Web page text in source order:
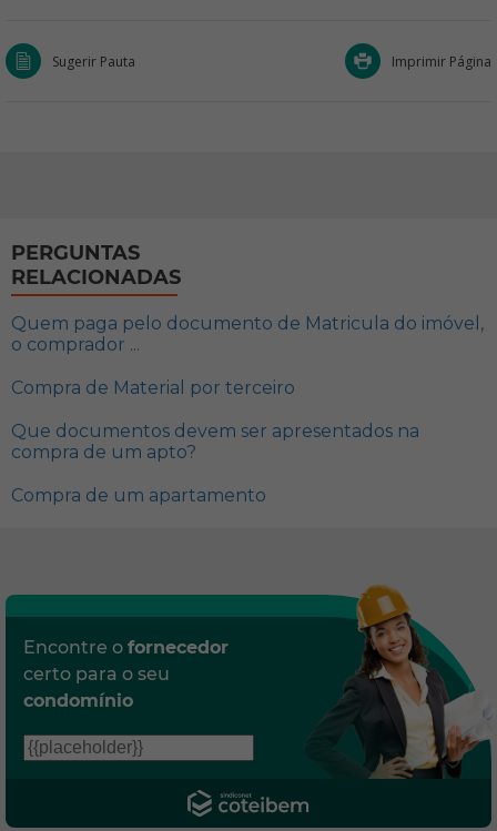
Sugerir Pauta Imprimir Página
PERGUNTAS
RELACIONADAS
Quem paga pelo documento de Matricula do imóvel,
o comprador ...
Compra de Material por terceiro
Que documentos devem ser apresentados na
compra de um apto?
Compra de um apartamento
Encontre o fornecedor
certo para o seu
condomínio